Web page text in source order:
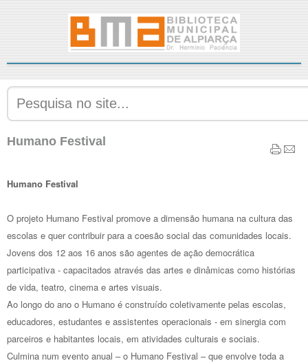
Humano Festival
Humano Festival
O projeto Humano Festival promove a dimensão humana na cultura das
escolas e quer contribuir para a coesão social das comunidades locais.
Jovens dos 12 aos 16 anos são agentes de ação democrática
participativa - capacitados através das artes e dinâmicas como histórias
de vida, teatro, cinema e artes visuais.
Ao longo do ano o Humano é construído coletivamente pelas escolas,
educadores, estudantes e assistentes operacionais - em sinergia com
parceiros e habitantes locais, em atividades culturais e sociais.
Culmina num evento anual – o Humano Festival – que envolve toda a